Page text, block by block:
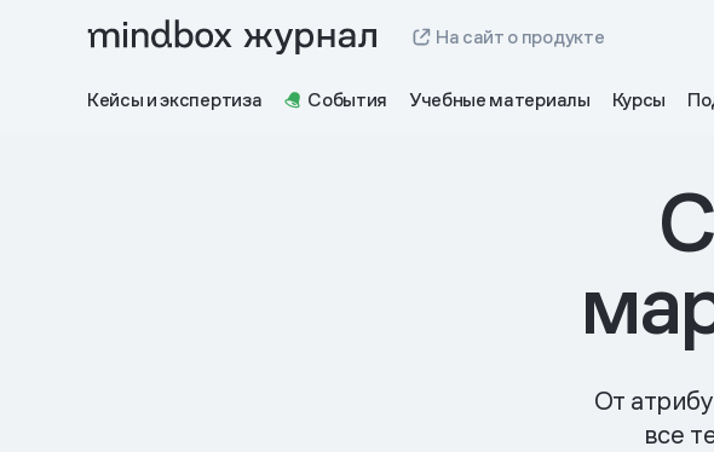
На сайт о продукте
Кейсы и экспертиза События Учебные материалы Курсы
От
все